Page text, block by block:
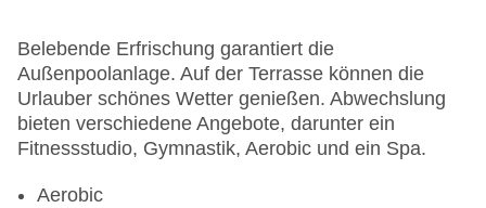
Belebende Erfrischung garantiert die
Außenpoolanlage. Auf der Terrasse können die
Urlauber schönes Wetter genießen. Abwechslung
bieten verschiedene Angebote, darunter ein
Fitnessstudio, Gymnastik, Aerobic und ein Spa.
Aerobic